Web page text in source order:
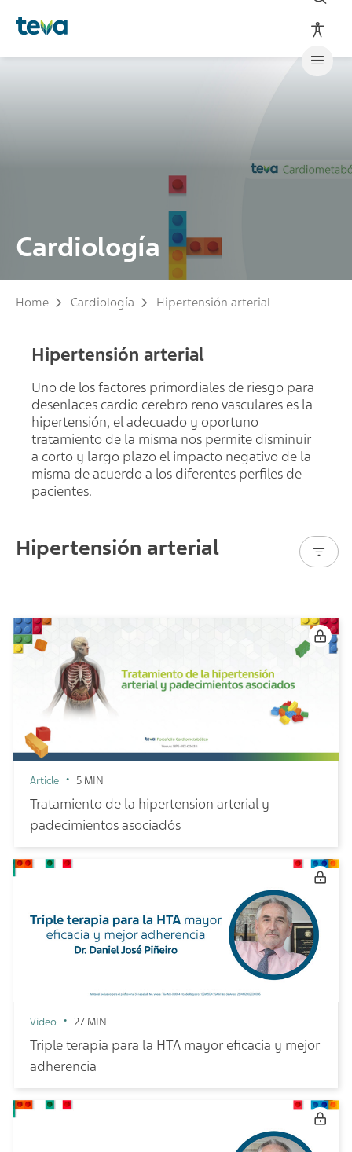
Cardiología
Home Cardiología Hipertensión arterial
Hipertensión arterial
Uno de los factores primordiales de riesgo para
desenlaces cardio cerebro reno vasculares es la
hipertensión, el adecuado y oportuno
tratamiento de la misma nos permite disminuir
a corto y largo plazo el impacto negativo de la
misma de acuerdo a los diferentes perfiles de
pacientes.
Hipertensión arterial
Article 5 MIN
Tratamiento de la hipertension arterial y
padecimientos asociadós
Video 27 MIN
Triple terapia para la HTA mayor eficacia y mejor
adherencia